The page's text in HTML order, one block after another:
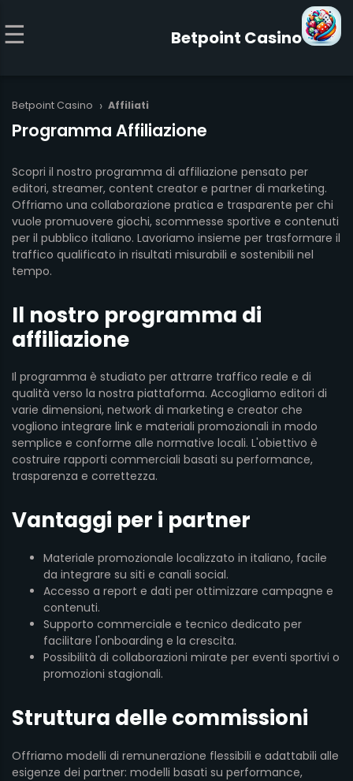
Betpoint Casino
Betpoint Casino › Affiliati
Programma Affiliazione
Scopri il nostro programma di affiliazione pensato per
editori, streamer, content creator e partner di marketing.
Offriamo una collaborazione pratica e trasparente per chi
vuole promuovere giochi, scommesse sportive e contenuti
per il pubblico italiano. Lavoriamo insieme per trasformare il
traffico qualificato in risultati misurabili e sostenibili nel
tempo.
Il nostro programma di
affiliazione
Il programma è studiato per attrarre traffico reale e di
qualità verso la nostra piattaforma. Accogliamo editori di
varie dimensioni, network di marketing e creator che
vogliono integrare link e materiali promozionali in modo
semplice e conforme alle normative locali. L'obiettivo è
costruire rapporti commerciali basati su performance,
trasparenza e correttezza.
Vantaggi per i partner
Materiale promozionale localizzato in italiano, facile
da integrare su siti e canali social.
Accesso a report e dati per ottimizzare campagne e
contenuti.
Supporto commerciale e tecnico dedicato per
facilitare l'onboarding e la crescita.
Possibilità di collaborazioni mirate per eventi sportivi o
promozioni stagionali.
Struttura delle commissioni
Offriamo modelli di remunerazione flessibili e adattabili alle
esigenze dei partner: modelli basati su performance,